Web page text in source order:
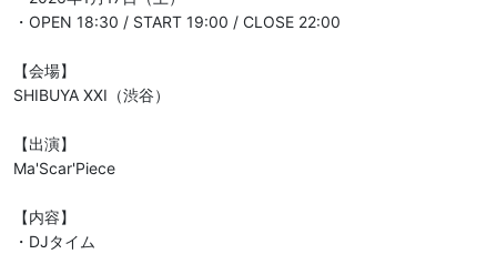
・OPEN 18:30 / START 19:00 / CLOSE 22:00
【会場】
SHIBUYA XXI（渋谷）
【出演】
Ma'Scar'Piece
【内容】
・DJタイム